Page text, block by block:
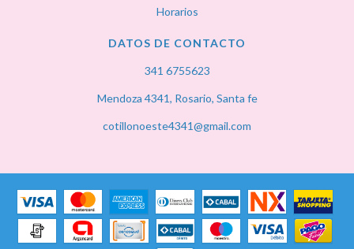
Horarios
DATOS DE CONTACTO
341 6755623
Mendoza 4341, Rosario, Santa fe
cotillonoeste4341@gmail.com